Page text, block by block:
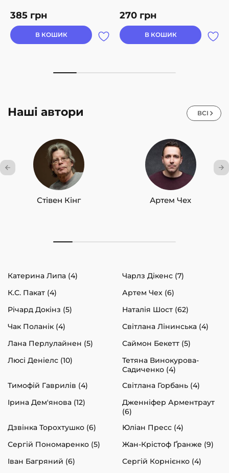
385 грн
В КОШИК
270 грн
В КОШИК
Наші автори ВСІ
Стівен Кінг Артем Чех
Катерина Липа (4)
Чарлз Дікенс (7)
К.С. Пакат (4)
Артем Чех (6)
Річард Докінз (5)
Наталія Шост (62)
Чак Поланік (4)
Світлана Лінинська (4)
Лана Перлулайнен (5)
Саймон Бекетт (5)
Люсі Деніелс (10)
Тетяна Винокурова-
Садиченко (4)
Тимофій Гаврилів (4)
Світлана Горбань (4)
Ірина Дем'янова (12)
Дженніфер Арментраут
(6)
Дзвінка Торохтушко (6)
Юліан Пресс (4)
Сергій Пономаренко (5)
Жан-Крістоф Ґранже (9)
Іван Багряний (6)
Сергій Корнієнко (4)